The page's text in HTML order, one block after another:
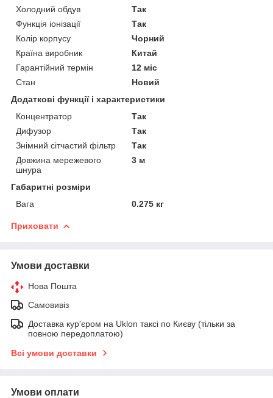
Холодний обдув
Так
Функція іонізації
Так
Колір корпусу
Чорний
Країна виробник
Китай
Гарантійний термін
12 міс
Стан
Новий
Додаткові функції і характеристики
Концентратор
Так
Дифузор
Так
Знімний сітчастий фільтр
Так
Довжина мережевого
шнура
3 м
Габаритні розміри
Вага
0.275 кг
Приховати
Умови доставки
Нова Пошта
Самовивіз
Доставка кур'єром на Uklon таксі по Києву (тільки за
повною передоплатою)
Всі умови доставки
Умови оплати